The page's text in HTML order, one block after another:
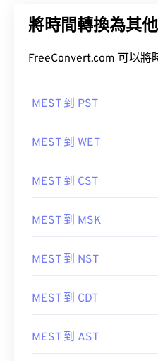
將時間轉換為其
FreeConvert.com 可以將
MEST 到 PST
MEST 到 WET
MEST 到 CST
MEST 到 MSK
MEST 到 NST
MEST 到 CDT
MEST 到 AST